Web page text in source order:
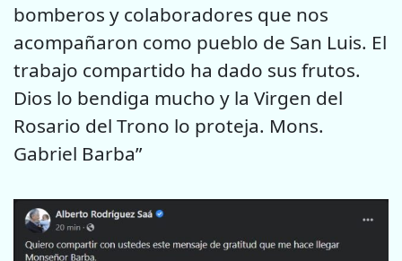
bomberos y colaboradores que nos
acompañaron como pueblo de San Luis. El
trabajo compartido ha dado sus frutos.
Dios lo bendiga mucho y la Virgen del
Rosario del Trono lo proteja. Mons.
Gabriel Barba”